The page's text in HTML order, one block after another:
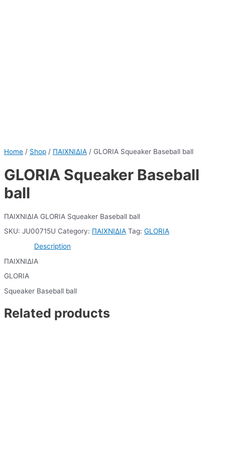
Home / Shop / ΠΑΙΧΝΙΔΙΑ / GLORIA Squeaker Baseball ball
GLORIA Squeaker Baseball
ball
ΠΑΙΧΝΙΔΙΑ GLORIA Squeaker Baseball ball
SKU: JU00715U Category: ΠΑΙΧΝΙΔΙΑ Tag: GLORIA
Description
ΠΑΙΧΝΙΔΙΑ
GLORIA
Squeaker Baseball ball
Related products